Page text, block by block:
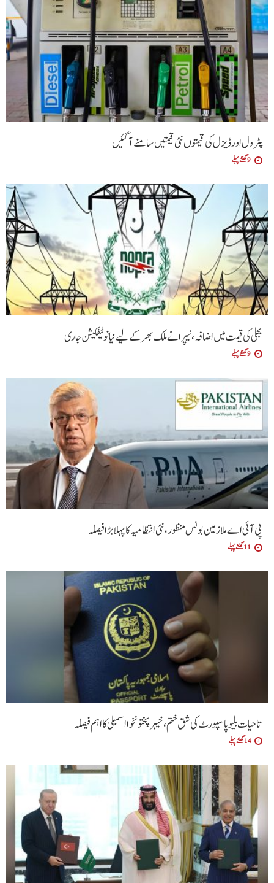
پٹرول اور ڈیزل کی قیمتوں نئی قیمتیں سامنے آگئیں
9 گھنٹے پہلے
بجلی کی قیمت میں اضافہ، نیپرا نے ملک بھر کے لیے نیا نوٹیفکیشن جاری
9 گھنٹے پہلے
پی آئی اے ملازمین بونس منظور، نئی انتظامیہ کا پہلا بڑا فیصلہ
11 گھنٹے پہلے
تاحیات بلیو پاسپورٹ کی شق ختم، خیبر پختونخوا اسمبلی کا اہم فیصلہ
14 گھنٹے پہلے